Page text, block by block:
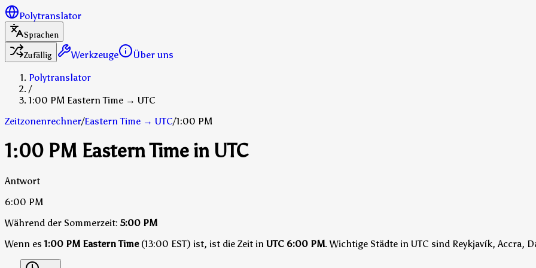
Polytranslator
Sprachen
Zufällig
Werkzeuge
Über uns
Polytranslator
/
1:00 PM Eastern Time → UTC
Zeitzonenrechner/Eastern Time → UTC/1:00 PM
1:00 PM Eastern Time in UTC
Antwort
6:00 PM
Während der Sommerzeit: 5:00 PM
Wenn es1:00 PM Eastern Time(13:00 EST) ist, ist die Zeit in UTC 6:00 PM.Wichtige Städte in UTC sind Reykjavík, Accra,